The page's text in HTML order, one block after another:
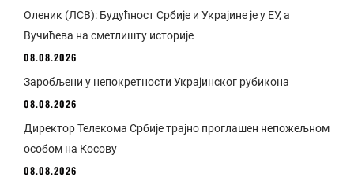
Оленик (ЛСВ): Будућност Србије и Украјине је у ЕУ, а
Вучићева на сметлишту историје
08.08.2026
Заробљени у непокретности Украјинског рубикона
08.08.2026
Директор Телекома Србије трајно проглашен непожељном
особом на Косову
08.08.2026